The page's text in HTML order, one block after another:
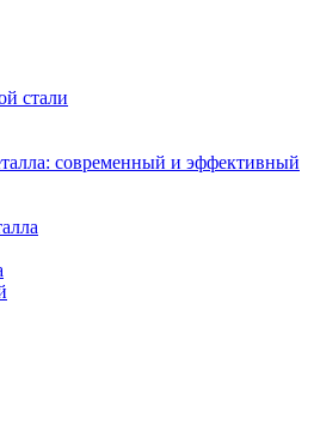
стали
современный и эффективный